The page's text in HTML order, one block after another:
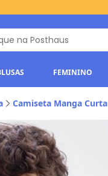
FEMININO
Camiseta Manga Curta